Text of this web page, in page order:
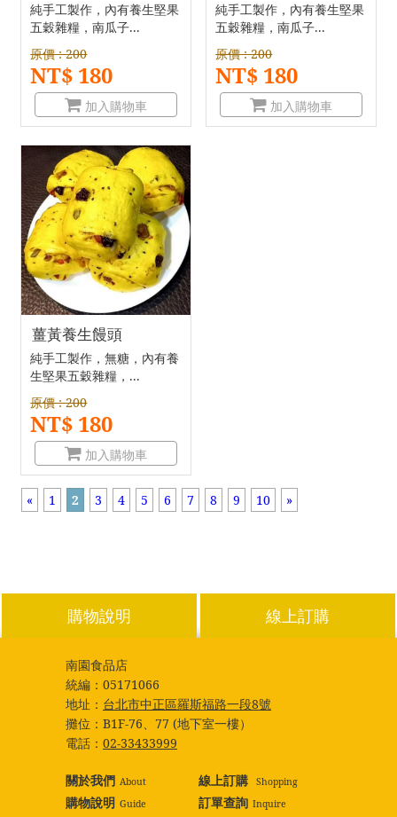
純手工製作，內有養生堅果
五穀雜糧，南瓜子...
原價 : 200
NT$ 180
加入購物車
純手工製作，內有養生堅果
五穀雜糧，南瓜子...
原價 : 200
NT$ 180
加入購物車
薑黃養生饅頭
純手工製作，無糖，內有養
生堅果五穀雜糧，...
原價 : 200
NT$ 180
加入購物車
« 1 2 3 4 5 6 7 8 9 10 »
購物說明 線上訂購
南園食品店
統編： 05171066
地址： 台北市中正區羅斯福路一段8號
攤位： B1F-76、77 (地下室一樓）
電話： 02-33433999
關於我們 About 線上訂購 Shopping
購物說明 Guide 訂單查詢 Inquire